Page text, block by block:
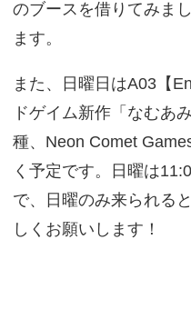
のブースを借りてみま
ます。
また、日曜日はA03【
ドゲイム新作「なむあ
種、Neon Comet
く予定です。日曜は
で、日曜のみ来られる
しくお願いします！